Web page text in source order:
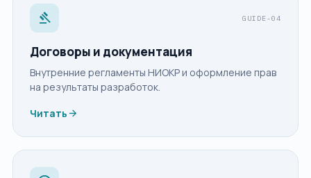
gavel GUIDE-04
Договоры и документация
Внутренние регламенты НИОКР и оформление прав
на результаты разработок.
Читать arrow_forward